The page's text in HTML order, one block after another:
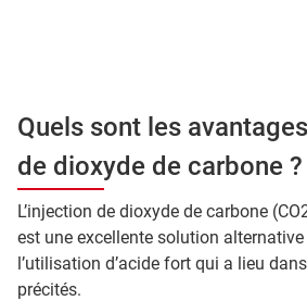
Quels sont les
de dioxyde de carbone ?
L’injection de dioxyde de carbone
est une excellente solution
l’utilisation d’acide fort qui a lieu
précités.